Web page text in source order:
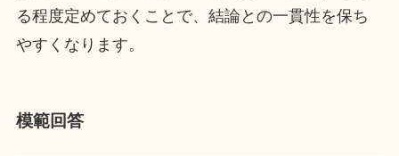
る程度定めておくことで、結論との一貫性を保ち
やすくなります。
模範回答